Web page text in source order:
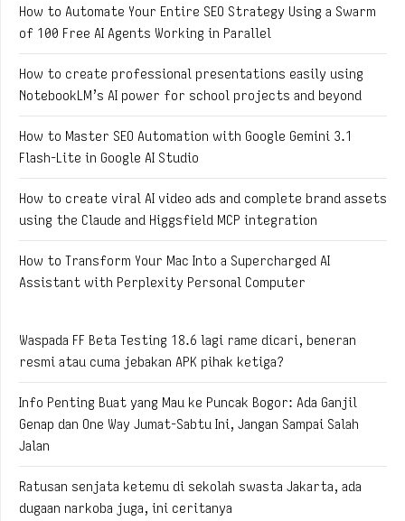
How to Automate Your Entire SEO Strategy Using a Swarm
of 100 Free AI Agents Working in Parallel
How to create professional presentations easily using
NotebookLM’s AI power for school projects and beyond
How to Master SEO Automation with Google Gemini 3.1
Flash-Lite in Google AI Studio
How to create viral AI video ads and complete brand assets
using the Claude and Higgsfield MCP integration
How to Transform Your Mac Into a Supercharged AI
Assistant with Perplexity Personal Computer
Waspada FF Beta Testing 18.6 lagi rame dicari, beneran
resmi atau cuma jebakan APK pihak ketiga?
Info Penting Buat yang Mau ke Puncak Bogor: Ada Ganjil
Genap dan One Way Jumat-Sabtu Ini, Jangan Sampai Salah
Jalan
Ratusan senjata ketemu di sekolah swasta Jakarta, ada
dugaan narkoba juga, ini ceritanya